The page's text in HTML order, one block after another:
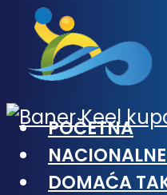
POČETNA
DOMAĆA